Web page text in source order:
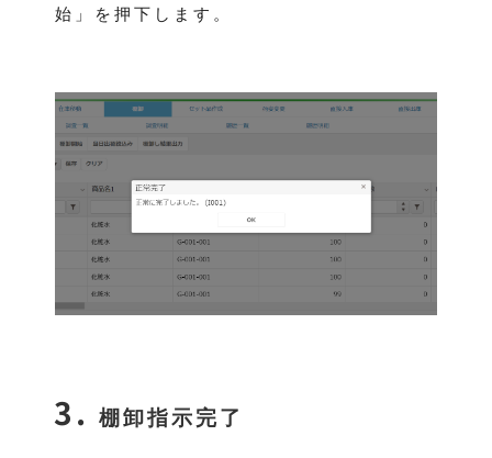
始」を押下します。
棚卸指示完了